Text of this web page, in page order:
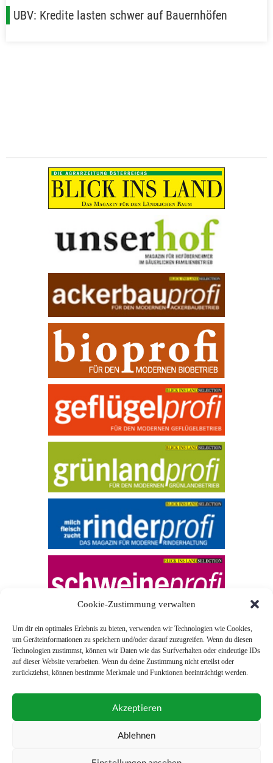
Cookie-Zustimmung verwalten
Um dir ein optimales Erlebnis zu bieten, verwenden wir Technologien wie Cookies,
um Geräteinformationen zu speichern und/oder darauf zuzugreifen. Wenn du diesen
Technologien zustimmst, können wir Daten wie das Surfverhalten oder eindeutige IDs
auf dieser Website verarbeiten. Wenn du deine Zustimmung nicht erteilst oder
zurückziehst, können bestimmte Merkmale und Funktionen beeinträchtigt werden.
Akzeptieren
Ablehnen
UBV: Kredite lasten schwer auf Bauernhöfen
© 2026 Blick ins Land
Unterstützt durch
0043 (0)1 581 28 90 0